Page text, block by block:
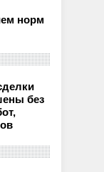
норм
без